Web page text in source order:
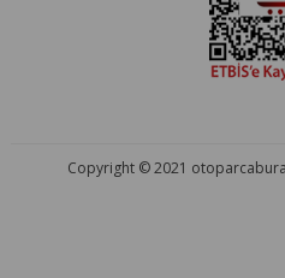
Copyright © 2021